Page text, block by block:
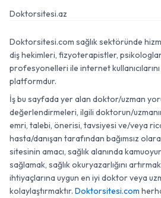
Doktorsitesi.az
Doktorsitesi.com sağlık sektöründe
diş hekimleri, fizyoterapistler, psikologlar
profesyonelleri ile internet
platformdur.
İş bu sayfada yer alan doktor/uzman
değerlendirmeleri, ilgili doktorun/
emri, talebi, önerisi, tavsiyesi ve/veya
hasta/danışan tarafından bağımsız
sitesinin amacı, sağlık alanında
sağlamak, sağlık okuryazarlığını
ihtiyaçlarına uygun en iyi doktor veya
kolaylaştırmaktır. Doktorsitesi.com